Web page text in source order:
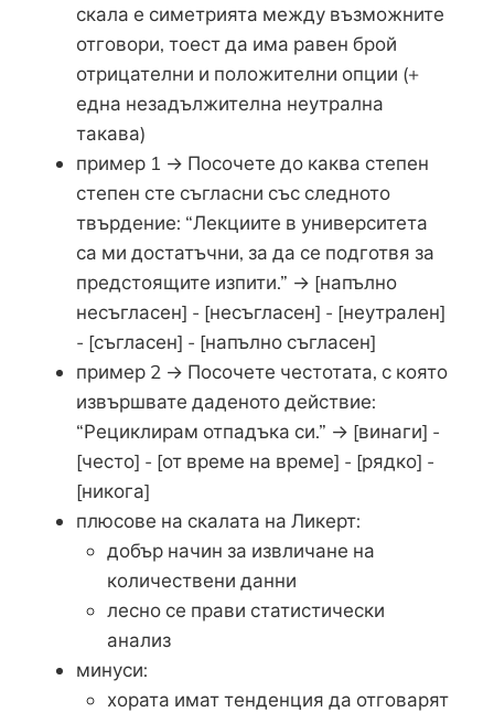
скала е симетрията между възможните
отговори, тоест да има равен брой
отрицателни и положителни опции (+
една незадължителна неутрална
такава)
пример 1 → Посочете до каква степен
степен сте съгласни със следното
твърдение: “Лекциите в университета
са ми достатъчни, за да се подготвя за
предстоящите изпити.” → [напълно
несъгласен] - [несъгласен] - [неутрален]
- [съгласен] - [напълно съгласен]
пример 2 → Посочете честотата, с която
извършвате даденото действие:
“Рециклирам отпадъка си.” → [винаги] -
[често] - [от време на време] - [рядко] -
[никога]
плюсове на скалата на Ликерт:
добър начин за извличане на
количествени данни
лесно се прави статистически
анализ
минуси:
хората имат тенденция да отговарят